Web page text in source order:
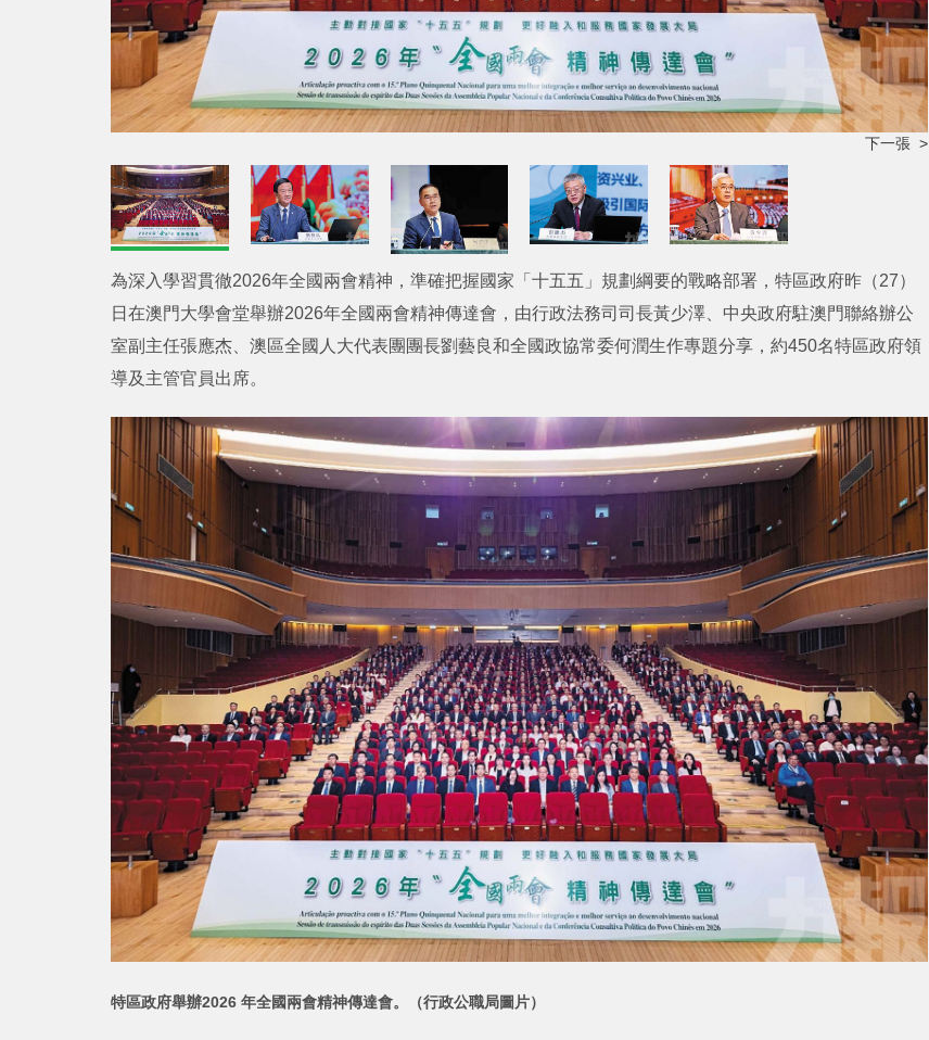
下一張 >
為深入學習貫徹2026年全國兩會精神，準確把握國家「十五五」規劃綱要的戰略部署，特區政府昨（27）
日在澳門大學會堂舉辦2026年全國兩會精神傳達會，由行政法務司司長黃少澤、中央政府駐澳門聯絡辦公
室副主任張應杰、澳區全國人大代表團團長劉藝良和全國政協常委何潤生作專題分享，約450名特區政府領
導及主管官員出席。
特區政府舉辦2026 年全國兩會精神傳達會。（行政公職局圖片）